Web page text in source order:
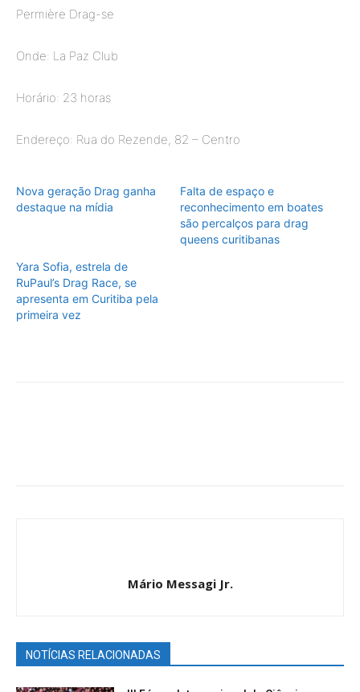
Permière Drag-se
Onde: La Paz Club
Horário: 23 horas
Endereço: Rua do Rezende, 82 – Centro
Nova geração Drag ganha
destaque na mídia
Falta de espaço e
reconhecimento em boates
são percalços para drag
queens curitibanas
Yara Sofia, estrela de
RuPaul’s Drag Race, se
apresenta em Curitiba pela
primeira vez
Mário Messagi Jr.
NOTÍCIAS RELACIONADAS